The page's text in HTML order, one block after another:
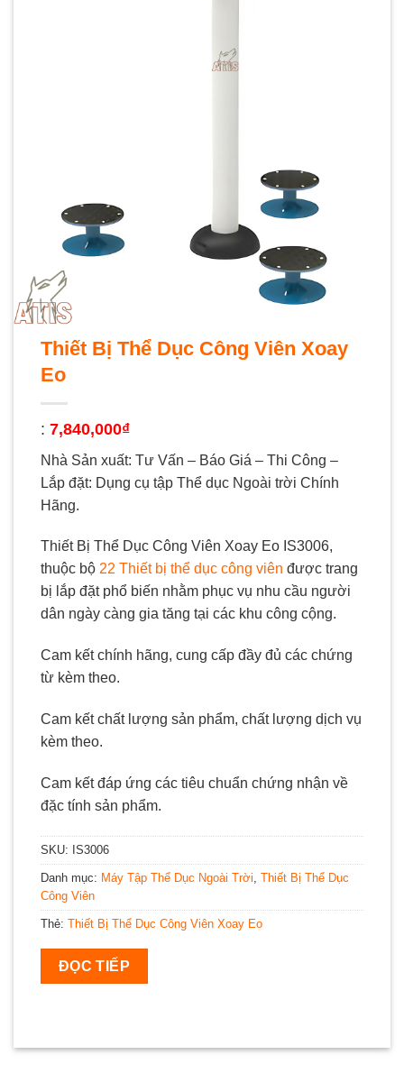
Thiết Bị Thể Dục Công Viên Xoay
Eo
: 7,840,000₫
Nhà Sản xuất: Tư Vấn – Báo Giá – Thi Công –
Lắp đặt: Dụng cụ tập Thể dục Ngoài trời Chính
Hãng.
Thiết Bị Thể Dục Công Viên Xoay Eo IS3006,
thuộc bộ 22 Thiết bị thể dục công viên được trang
bị lắp đặt phổ biến nhằm phục vụ nhu cầu người
dân ngày càng gia tăng tại các khu công cộng.
Cam kết chính hãng, cung cấp đầy đủ các chứng
từ kèm theo.
Cam kết chất lượng sản phẩm, chất lượng dịch vụ
kèm theo.
Cam kết đáp ứng các tiêu chuẩn chứng nhận về
đặc tính sản phẩm.
SKU: IS3006
Danh mục: Máy Tập Thể Dục Ngoài Trời Thiết Bị Thể Dục
Công Viên
Thẻ: Thiết Bị Thể Dục Công Viên Xoay Eo
ĐỌC TIẾP